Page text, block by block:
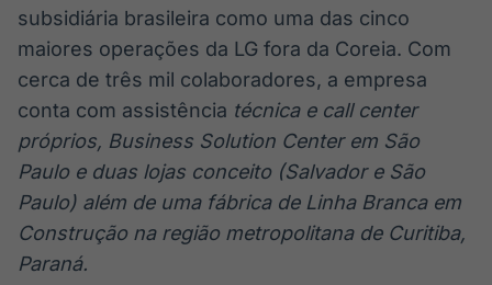
subsidiária brasileira como uma das cinco
maiores operações da LG fora da Coreia. Com
cerca de três mil colaboradores, a empresa
conta com assistência técnica e call center
próprios, Business Solution Center em São
Paulo e duas lojas conceito (Salvador e São
Paulo) além de uma fábrica de Linha Branca em
Construção na região metropolitana de Curitiba,
Paraná.